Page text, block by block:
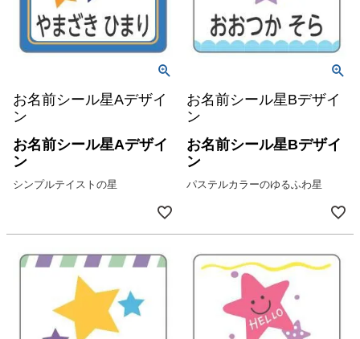
お問い合わ
せ
お客様への
お知らせ
会員登録
お名前シール星Aデザイ
ン
お名前シール星Aデザイ
ン
シンプルテイストの星
お名前シール星Bデザイ
ン
お名前シール星Bデザイ
ン
パステルカラーのゆるふわ星